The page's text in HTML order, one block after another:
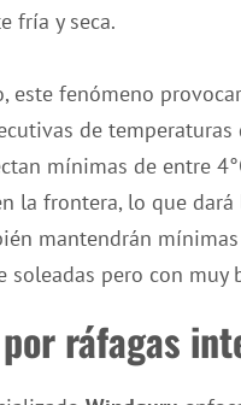
fría y seca.
este fenómeno
de
mínimas de entre
la frontera, lo que
mantendrán
soleadas pero con muy
ráfagas